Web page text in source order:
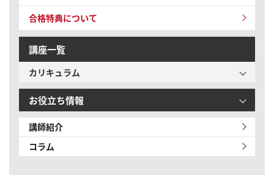
合格特典について
講座一覧
カリキュラム
お役立ち情報
講師紹介
コラム